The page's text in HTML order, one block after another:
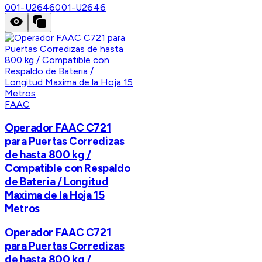
001-U2646001-U2646
FAAC
Operador FAAC C721
para Puertas Corredizas
de hasta 800 kg /
Compatible con Respaldo
de Bateria / Longitud
Maxima de la Hoja 15
Metros
Operador FAAC C721
para Puertas Corredizas